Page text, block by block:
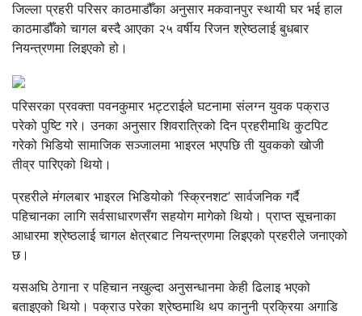
जिल्ला प्रहरी परिसर काठमाडौँका अनुसार मकवानपुर स्थायी घर भई हाल
काठमाडौँको चागल बस्दै आएका २५ वर्षीय रिजन श्रेष्ठलाई बुधबार
नियन्त्रणमा लिइएको हो।
परिसरका प्रवक्ता पवनकुमार भट्टराईले घटनामा संलग्न युवक पक्राउ
परेको पुष्टि गरे। उनका अनुसार शिवरात्रिको दिन प्रहरीमाथि कुटपिट
गरेको भिडियो सामाजिक सञ्जालमा भाइरल भएपछि ती युवकको खोजी
तीव्र पारिएको थियो।
प्रहरीले मंगलबार भाइरल भिडियोको ‘स्क्रिनशट’ सार्वजनिक गर्दै
पहिचानका लागि सर्वसाधारणसँग सहयोग मागेको थियो। प्राप्त सूचनाका
आधारमा श्रेष्ठलाई चागल क्षेत्रबाट नियन्त्रणमा लिइएको प्रहरीले जनाएको
छ।
यसअघि ठेगाना र पहिचान नखुल्दा अनुसन्धानमा केही ढिलाइ भएको
बताइएको थियो। पक्राउ परेका श्रेष्ठमाथि थप कानुनी प्रक्रिया अगाडि